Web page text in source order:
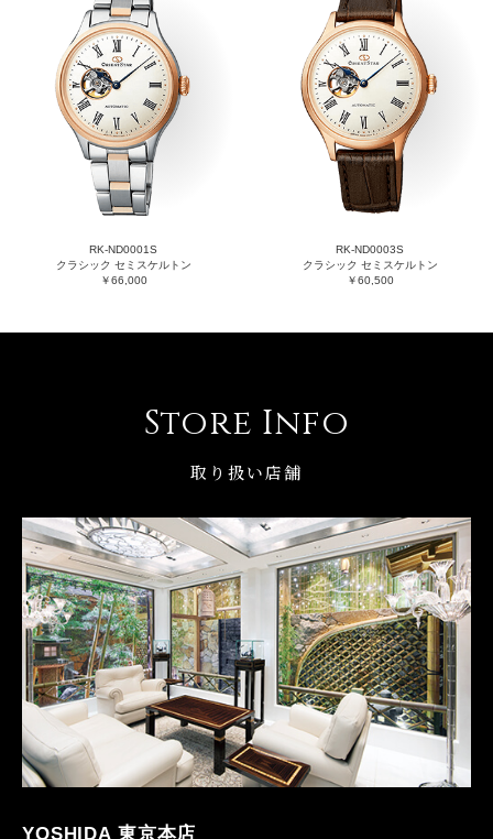
RK-ND0001S
クラシック セミスケルトン
￥66,000
RK-ND0003S
クラシック セミスケルトン
￥60,500
Store Info
取り扱い店舗
YOSHIDA 東京本店